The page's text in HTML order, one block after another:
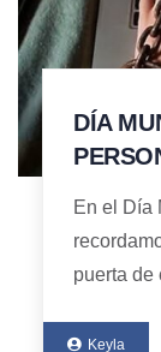
DÍA
En el Día
puerta de
Keyla